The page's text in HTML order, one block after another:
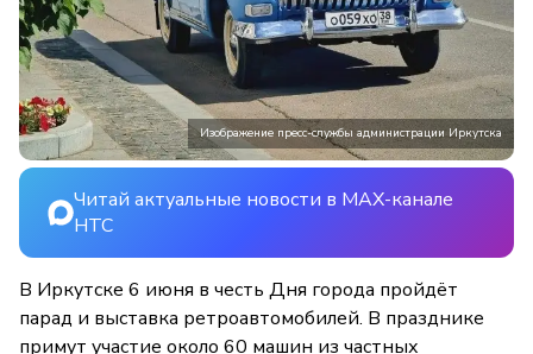
Изображение пресс-службы администрации Иркутска
Читай актуальные новости в MAX-канале
НТС
В Иркутске 6 июня в честь Дня города пройдёт
парад и выставка ретроавтомобилей. В празднике
примут участие около 60 машин из частных